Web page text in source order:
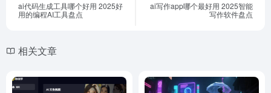
ai代码生成工具哪个好用 2025好
用的编程AI工具盘点
ai写作app哪个最好用 2025智能
写作软件盘点
相关文章